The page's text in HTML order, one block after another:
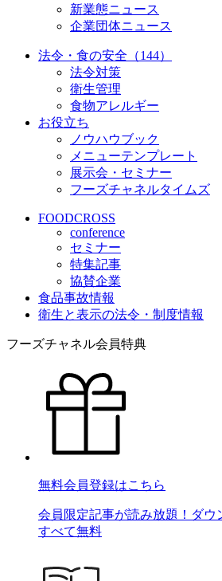
新業態ニュース
企業団体ニュース
法令・食の安全（144）
法令対策
衛生管理
食物アレルギー
お役立ち
ノウハウブック
メニューテンプレート
展示会・セミナー
フーズチャネルタイムズ
FOODCROSS
conference
セミナー
特集記事
協賛企業
食品事故情報
衛生と表示の法令・制度情報
フーズチャネル会員特典
無料会員登録はこちら
会員限定記事が読み放題！ダウ
すべて無料